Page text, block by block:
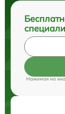
Нажимая на